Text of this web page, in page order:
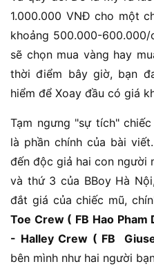
1.000.000 VNĐ cho một
khoảng 500.000-
sẽ chọn mua vàng hay
thời điểm bây giờ, bạn
hiểm để Xoay đầu có giá
Tạm ngưng "sự tích"
là phần chính của bài
đến độc giả hai con người
và thứ 3 của BBoy Hà
đắt giá của chiếc mũ,
Toe Crew ( FB Hao Pham
- Halley Crew ( FB
bên mình như hai người